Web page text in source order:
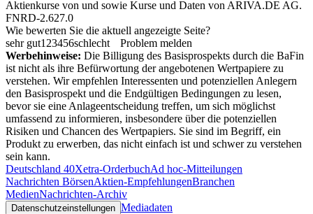
Aktienkurse von und sowie Kurse und Daten von ARIVA.DE AG.
FNRD-2.627.0
Wie bewerten Sie die aktuell angezeigte Seite?
sehr gut1 23456schlecht
Problem melden
Werbehinweise: Die Billigung des Basisprospekts durch die BaFin
ist nicht als ihre Befürwortung der angebotenen Wertpapiere zu
verstehen. Wir empfehlen Interessenten und potenziellen Anlegern
den Basisprospekt und die Endgültigen Bedingungen zu lesen,
bevor sie eine Anlageentscheidung treffen, um sich möglichst
umfassend zu informieren, insbesondere über die potenziellen
Risiken und Chancen des Wertpapiers. Sie sind im Begriff, ein
Produkt zu erwerben, das nicht einfach ist und schwer zu verstehen
sein kann.
Deutschland 40Xetra-OrderbuchAd hoc-Mitteilungen
Nachrichten BörsenAktien-EmpfehlungenBranchen
MedienNachrichten-Archiv
Datenschutzeinstellungen Mediadaten